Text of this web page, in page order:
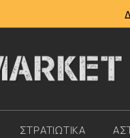
ΣΤΡΑΤΙΩΤΙΚΑ